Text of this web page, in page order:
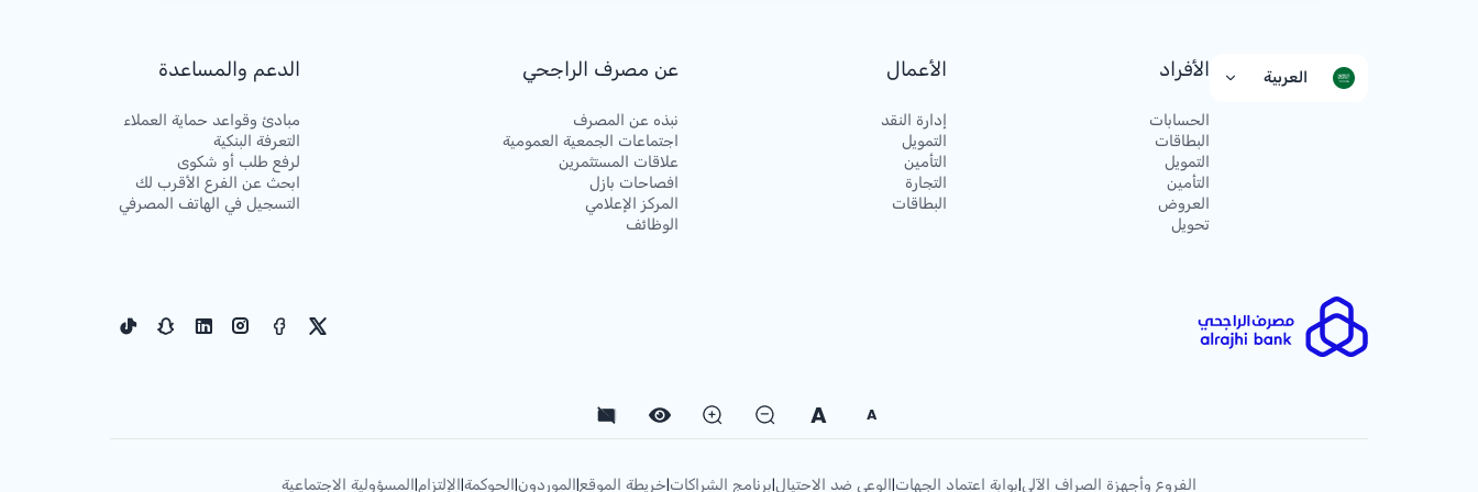
العربية الأفراد
الحسابات
البطاقات
التمويل
التأمين
العروض
تحويل
الأعمال
إدارة النقد
التمويل
التأمين
التجارة
البطاقات
عن مصرف الراجحي
نبذه عن المصرف
اجتماعات الجمعية العمومية
علاقات المستثمرين
افصاحات بازل
المركز الإعلامي
الوظائف
الدعم والمساعدة
مبادئ وقواعد حماية العملاء
التعرفة البنكية
لرفع طلب أو شكوى
ابحث عن الفرع الأقرب لك
التسجيل في الهاتف المصرفي
A
A
الفروع وأجهزة الصراف الآلي|بوابة اعتماد الجهات|الوعي ضد الاحتيال|برنامج الشراكات|خريطة الموقع|الموردون|الحوكمة|الإلتزام|المسؤولية الاجتماعية